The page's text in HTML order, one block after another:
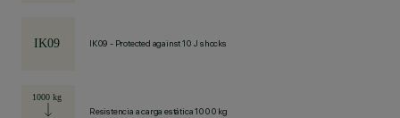
IK09 - Protected against 10 J shocks
Resistencia a carga estática 1000 kg